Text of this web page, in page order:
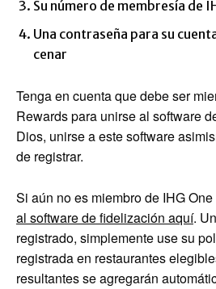
Su número de membresía de
Una contraseña para su
cenar
Tenga en cuenta que debe ser
Rewards para unirse al software
Dios, unirse a este software
de registrar.
Si aún no es miembro de IHG
al software de fidelización aquí.
registrado, simplemente use su
registrada en restaurantes
resultantes se agregarán